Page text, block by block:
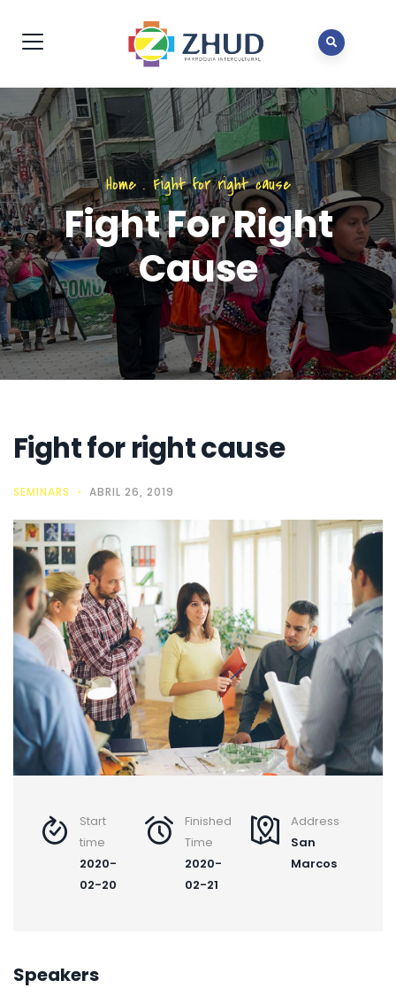
Home. Fight for right cause
Fight For Right
Cause
Fight for right cause
SEMINARS ABRIL 26, 2019
Start
time
2020-
02-20
Finished
Time
2020-
02-21
Address
San
Marcos
Speakers